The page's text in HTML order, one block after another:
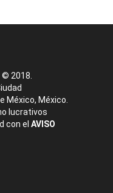
2018.
México, México.
lucrativos
con el AVISO